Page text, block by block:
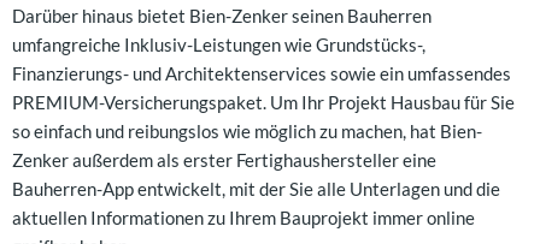
Darüber hinaus bietet Bien-Zenker seinen Bauherren
umfangreiche Inklusiv-Leistungen wie Grundstücks-,
Finanzierungs- und Architektenservices sowie ein umfassendes
PREMIUM-Versicherungspaket. Um Ihr Projekt Hausbau für Sie
so einfach und reibungslos wie möglich zu machen, hat Bien-
Zenker außerdem als erster Fertighaushersteller eine
Bauherren-App entwickelt, mit der Sie alle Unterlagen und die
aktuellen Informationen zu Ihrem Bauprojekt immer online